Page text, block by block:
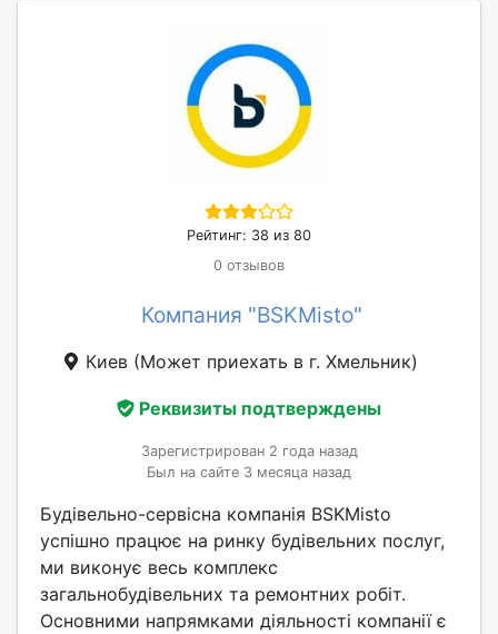
Рейтинг: 38 из 80
0 отзывов
Компания "BSKMisto"
Киев (Может приехать в г. Хмельник)
Реквизиты подтверждены
Зарегистрирован 2 года назад
Был на сайте 3 месяца назад
Будівельно-сервісна компанія BSKMisto
успішно працює на ринку будівельних послуг,
ми виконує весь комплекс
загальнобудівельних та ремонтних робіт.
Основними напрямками діяльності компанії є